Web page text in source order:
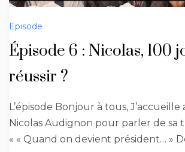
Episode
Épisode 6 : Nicolas, 100
réussir ?
L’épisode Bonjour à tous,
Nicolas Audignon pour parler de sa
« « Quand on devient président… »